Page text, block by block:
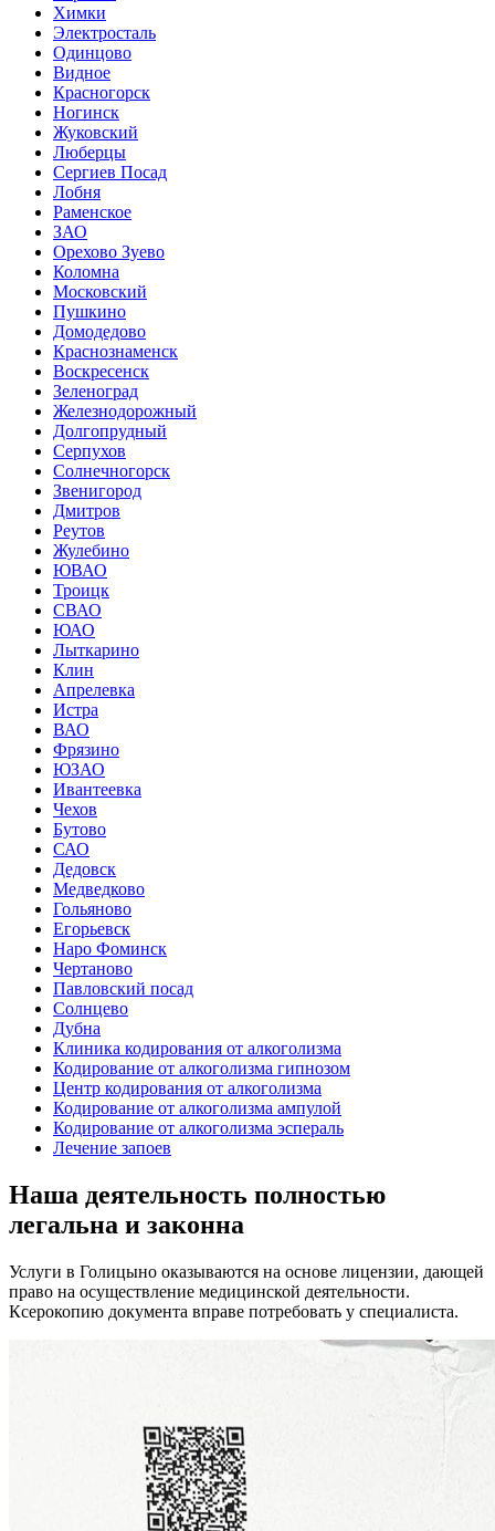
Химки
Электросталь
Одинцово
Видное
Красногорск
Ногинск
Жуковский
Люберцы
Сергиев Посад
Лобня
Раменское
ЗАО
Орехово Зуево
Коломна
Московский
Пушкино
Домодедово
Краснознаменск
Воскресенск
Зеленоград
Железнодорожный
Долгопрудный
Серпухов
Солнечногорск
Звенигород
Дмитров
Реутов
Жулебино
ЮВАО
Троицк
СВАО
ЮАО
Лыткарино
Клин
Апрелевка
Истра
ВАО
Фрязино
ЮЗАО
Ивантеевка
Чехов
Бутово
САО
Дедовск
Медведково
Гольяново
Егорьевск
Наро Фоминск
Чертаново
Павловский посад
Солнцево
Дубна
Клиника кодирования от алкоголизма
Кодирование от алкоголизма гипнозом
Центр кодирования от алкоголизма
Кодирование от алкоголизма ампулой
Кодирование от алкоголизма эспераль
Лечение запоев
Наша деятельность полностью
легальна и законна
Услуги в Голицыно оказываются на основе лицензии, дающей
право на осуществление медицинской деятельности.
Ксерокопию документа вправе потребовать у специалиста.